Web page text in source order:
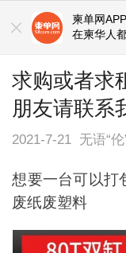
柬单网APP
在柬华人
求购或者求
朋友请联系
2021-7-21 无语“伦
想要一台可以打
废纸废塑料